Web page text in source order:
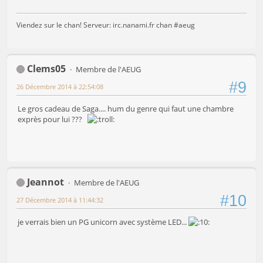
Viendez sur le chan! Serveur: irc.nanami.fr chan #aeug
Clems05 Membre de l'AEUG
#9
26 Décembre 2014 à 22:54:08
Le gros cadeau de Saga.... hum du genre qui faut une chambre
exprès pour lui ???
Jeannot Membre de l'AEUG
#10
27 Décembre 2014 à 11:44:32
je verrais bien un PG unicorn avec système LED...